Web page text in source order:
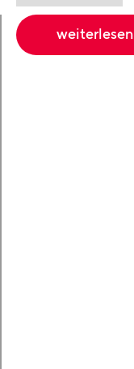
weiterlesen